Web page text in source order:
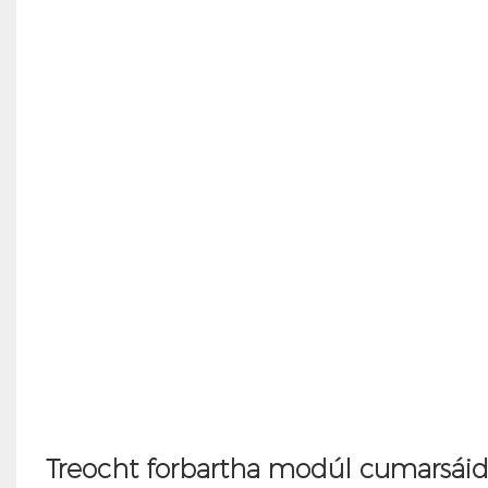
Treocht forbartha modúl